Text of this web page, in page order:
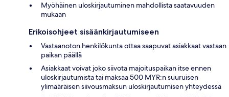
Myöhäinen uloskirjautuminen mahdollista saatavuuden
mukaan
Erikoisohjeet sisäänkirjautumiseen
Vastaanoton henkilökunta ottaa saapuvat asiakkaat vastaan
paikan päällä
Asiakkaat voivat joko siivota majoituspaikan itse ennen
uloskirjautumista tai maksaa 500 MYR:n suuruisen
ylimääräisen siivousmaksun uloskirjautumisen yhteydessä